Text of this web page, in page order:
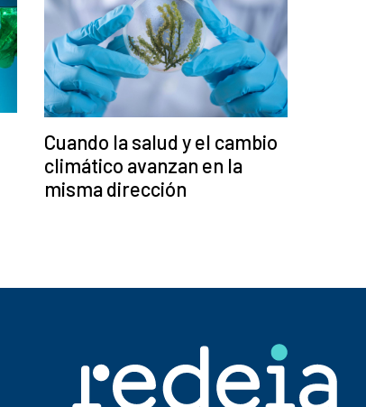
Cuando la salud y el cambio
climático avanzan en la
misma dirección